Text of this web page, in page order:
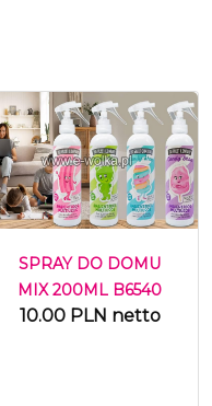
SPRAY DO DOMU
MIX 200ML B6540
10.00 PLN netto